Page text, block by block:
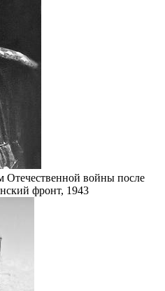
Отечественной войны после
фронт, 1943